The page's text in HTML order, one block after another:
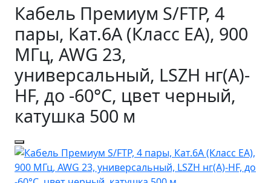
Кабель Премиум S/FTP, 4
пары, Кат.6A (Класс EA), 900
МГц, AWG 23,
универсальный, LSZH нг(А)-
HF, до -60°С, цвет черный,
катушка 500 м